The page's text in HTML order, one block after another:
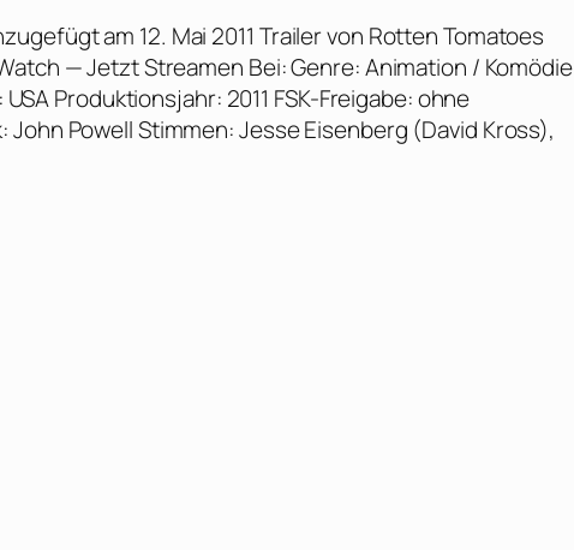
am 12. Mai 2011 Trailer von Rotten Tomatoes
— Jetzt Streamen Bei: Genre: Animation / Komödie
Produktionsjahr: 2011 FSK-Freigabe: ohne
Powell Stimmen: Jesse Eisenberg (David Kross),